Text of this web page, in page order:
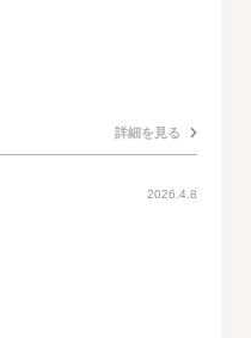
詳細を見る
2026.4.8